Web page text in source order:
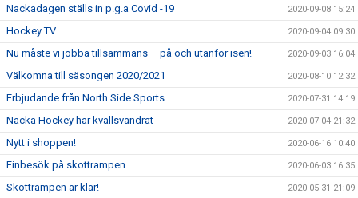
Nackadagen ställs in p.g.a Covid -19 2020-09-08 15:24
Hockey TV 2020-09-04 09:30
Nu måste vi jobba tillsammans – på och utanför isen! 2020-09-03 16:04
Välkomna till säsongen 2020/2021 2020-08-10 12:32
Erbjudande från North Side Sports 2020-07-31 14:19
Nacka Hockey har kvällsvandrat 2020-07-04 21:32
Nytt i shoppen! 2020-06-16 10:40
Finbesök på skottrampen 2020-06-03 16:35
Skottrampen är klar! 2020-05-31 21:09